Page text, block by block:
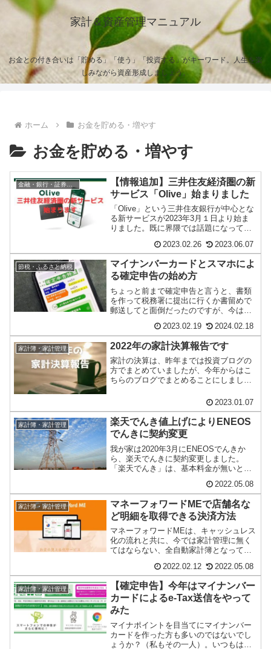
家計＆資産管理マニュアル
お金との付き合いは「貯める」「使う」「投資する」がキーワード。人生を楽
しみながら資産形成しましょう。
ホーム お金を貯める・増やす
お金を貯める・増やす
金融・銀行・証券会社
【情報追加】三井住友経済圏の新
サービス「Olive」始まりました
「Olive」という三井住友銀行が中心とな
る新サービスが2023年3月１日より始ま
りました。既に界隈では話題になってい
2023.02.26 2023.06.07
節税・ふるさと納税
マイナンバーカードとスマホによ
る確定申告の始め方
ちょっと前まで確定申告と言うと、書類
を作って税務署に提出に行くか書留めで
郵送してと面倒だったのですが、今はマ
ードリーダーも不...2023.02.19 2024.02.18
家計簿・家計管理 2022年の家計決算報告です
家計の決算は、昨年までは投資ブログの
方でまとめていましたが、今年からはこ
ちらのブログでまとめることにしまし
2023.01.07
家計簿・家計管理
楽天でんき値上げによりENEOS
でんきに契約変更
我が家は2020年3月にENEOSでんきか
ら、楽天でんきに契約変更しました。
「楽天でんき」は、基本料金が無いとい
2022.05.08
家計簿・家計管理
マネーフォワードMEで店舗名な
ど明細を取得できる決済方法
マネーフォワードMEは、キャッシュレス
化の流れと共に、今では家計管理に無く
てはならない、全自動家計簿となってい
資産状況やお金...2022.02.12 2022.05.08
家計簿・家計管理
【確定申告】今年はマイナンバー
カードによるe-Tax送信をやって
みた
マイナポイントを目当てにマイナンバー
カードを作った方も多いのではないでし
ょうか？（私もその一人）。いつもは紙